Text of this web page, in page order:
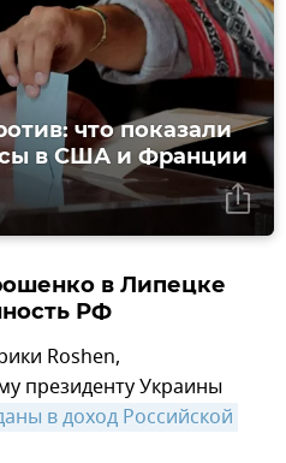
что показали
в США и Франции
в Липецке
РФ
Roshen,
президенту Украины
в доход Российской